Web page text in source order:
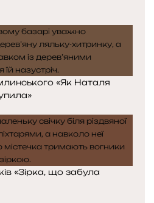
«Як Наталя
«Зірка, що забула